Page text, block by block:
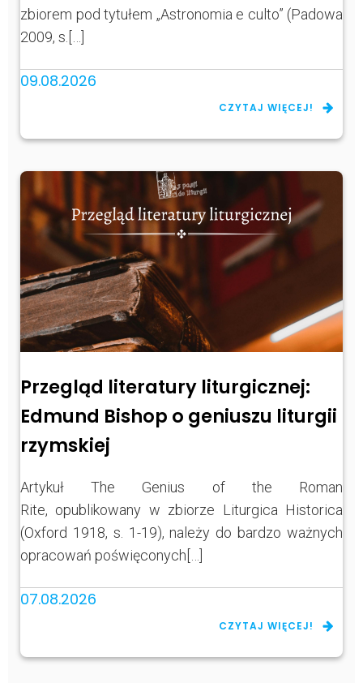
zbiorem pod tytułem „Astronomia e culto” (Padowa
2009, s.[…]
09.08.2026
CZYTAJ WIĘCEJ!
Przegląd literatury liturgicznej:
Edmund Bishop o geniuszu liturgii
rzymskiej
Artykuł The Genius of the Roman
Rite, opublikowany w zbiorze Liturgica Historica
(Oxford 1918, s. 1-19), należy do bardzo ważnych
opracowań poświęconych[…]
07.08.2026
CZYTAJ WIĘCEJ!